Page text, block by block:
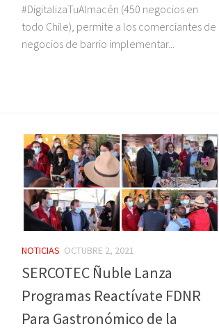
#DigitalizaTuAlmacén (450 negocios en
todo Chile), permite a los comerciantes de
negocios de barrio implementar...
NOTICIAS OCTUBRE 2, 2021
SERCOTEC Ñuble Lanza
Programas Reactívate FDNR
Para Gastronómico de la